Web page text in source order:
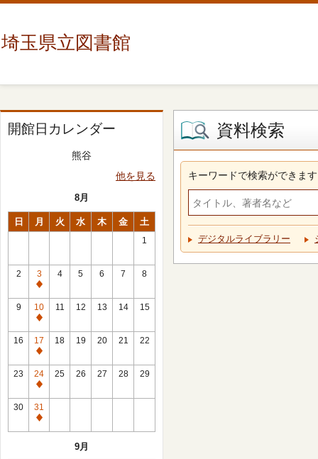
埼玉県立図書館
開館日カレンダー
熊谷
他を見る
8月
日 月 火 水 木 金 土
1
2
3
休
館
日
4 5 6 7 8
9
10
休
館
日
11 12 13 14 15
16
17
休
館
日
18 19 20 21 22
23
24
休
館
日
25 26 27 28 29
30
31
休
9月
資料検索
キーワードで検索ができます
デジタルライブラリー